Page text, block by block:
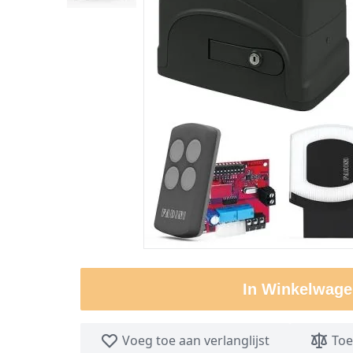
In
Voeg toe aan verlanglijst